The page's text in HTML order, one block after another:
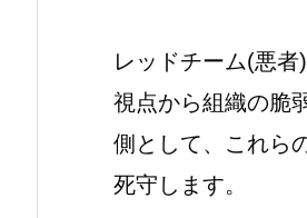
レッドチーム(悪
視点から組織の脆
側として、これら
死守します。